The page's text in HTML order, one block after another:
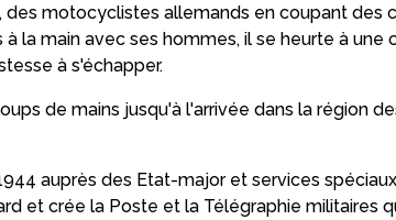
motocyclistes allemands en coupant des
la main avec ses hommes, il se heurte à une
à s'échapper.
de mains jusqu'à l'arrivée dans la région
auprès des Etat-major et services
et crée la Poste et la Télégraphie militaires